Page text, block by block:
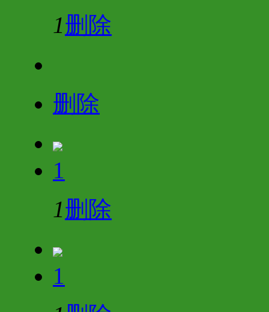
1删除
删除
1
1删除
1